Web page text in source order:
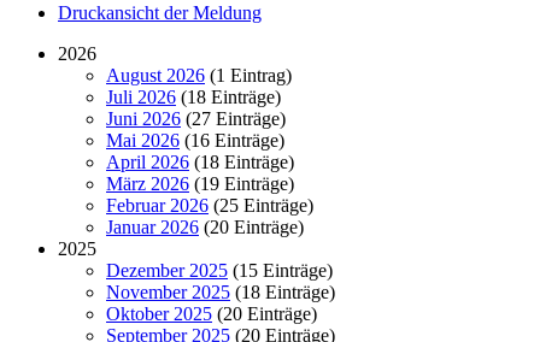
Druckansicht der Meldung
2026
August 2026 (1 Eintrag)
Juli 2026 (18 Einträge)
Juni 2026 (27 Einträge)
Mai 2026 (16 Einträge)
April 2026 (18 Einträge)
März 2026 (19 Einträge)
Februar 2026 (25 Einträge)
Januar 2026 (20 Einträge)
2025
Dezember 2025 (15 Einträge)
November 2025 (18 Einträge)
Oktober 2025 (20 Einträge)
September 2025 (20 Einträge)